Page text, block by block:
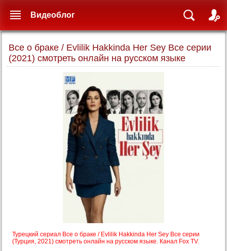
Все о браке / Evlilik Hakkinda Her Sey Все серии
(2021) смотреть онлайн на русском языке
Турецкий сериал Все о браке / Evlilik Hakkinda Her Sey Все серии
(Турция, 2021) смотреть онлайн на русском языке. Канал Fox TV.
Видеоблог